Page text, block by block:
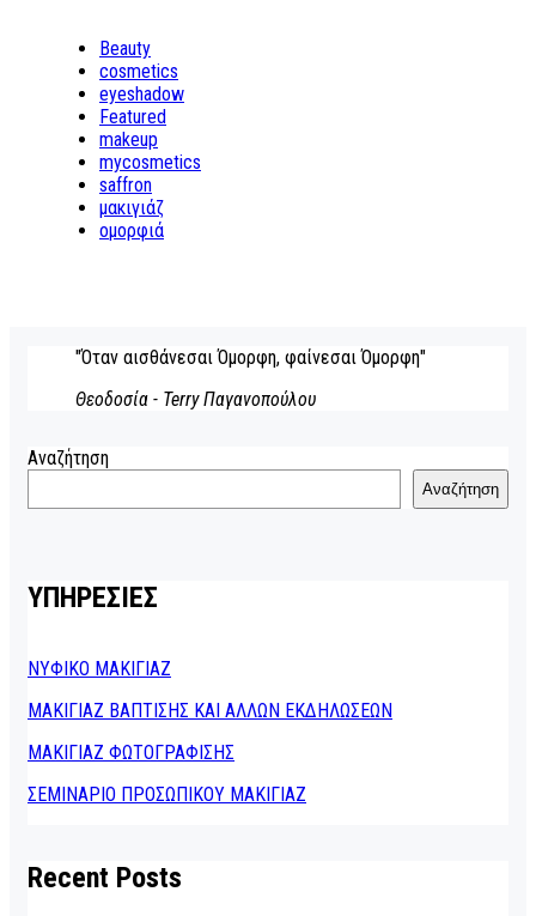
Beauty
cosmetics
eyeshadow
Featured
makeup
mycosmetics
saffron
μακιγιάζ
ομορφιά
"Όταν αισθάνεσαι Όμορφη, φαίνεσαι Όμορφη"
Θεοδοσία - Terry Παγανοπούλου
Αναζήτηση
Αναζήτηση
ΥΠΗΡΕΣΙΕΣ
ΝΥΦΙΚΟ ΜΑΚΙΓΙΑΖ
ΜΑΚΙΓΙΑΖ ΒΑΠΤΙΣΗΣ ΚΑΙ ΑΛΛΩΝ ΕΚΔΗΛΩΣΕΩΝ
ΜΑΚΙΓΙΑΖ ΦΩΤΟΓΡΑΦΙΣΗΣ
ΣΕΜΙΝΑΡΙΟ ΠΡΟΣΩΠΙΚΟΥ ΜΑΚΙΓΙΑΖ
Recent Posts